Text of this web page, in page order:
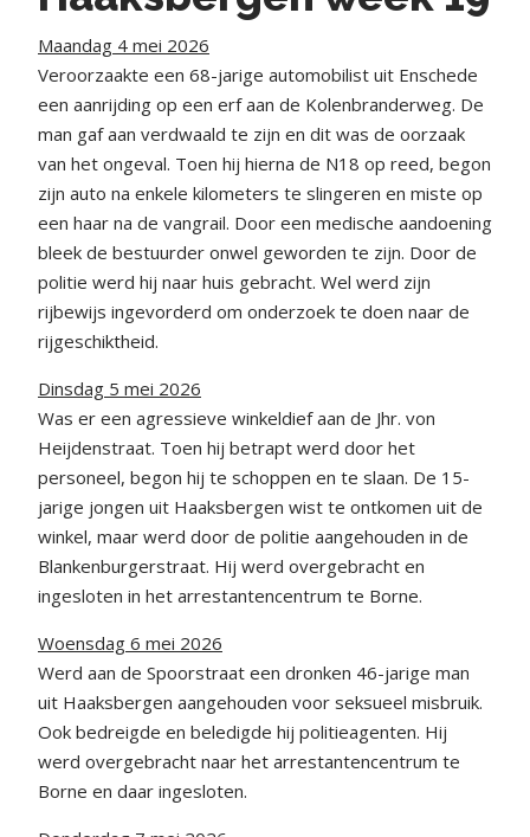
Maandag 4 mei 2026
Veroorzaakte een 68-jarige automobilist uit Enschede
een aanrijding op een erf aan de Kolenbranderweg. De
man gaf aan verdwaald te zijn en dit was de oorzaak
van het ongeval. Toen hij hierna de N18 op reed, begon
zijn auto na enkele kilometers te slingeren en miste op
een haar na de vangrail. Door een medische aandoening
bleek de bestuurder onwel geworden te zijn. Door de
politie werd hij naar huis gebracht. Wel werd zijn
rijbewijs ingevorderd om onderzoek te doen naar de
rijgeschiktheid.
Dinsdag 5 mei 2026
Was er een agressieve winkeldief aan de Jhr. von
Heijdenstraat. Toen hij betrapt werd door het
personeel, begon hij te schoppen en te slaan. De 15-
jarige jongen uit Haaksbergen wist te ontkomen uit de
winkel, maar werd door de politie aangehouden in de
Blankenburgerstraat. Hij werd overgebracht en
ingesloten in het arrestantencentrum te Borne.
Woensdag 6 mei 2026
Werd aan de Spoorstraat een dronken 46-jarige man
uit Haaksbergen aangehouden voor seksueel misbruik.
Ook bedreigde en beledigde hij politieagenten. Hij
werd overgebracht naar het arrestantencentrum te
Borne en daar ingesloten.